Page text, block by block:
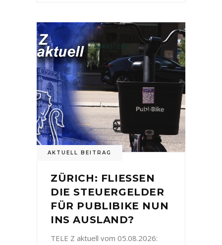
AKTUELL BEITRAG
ZÜRICH: FLIESSEN
DIE STEUERGELDER
FÜR PUBLIBIKE NUN
INS AUSLAND?
TELE Z aktuell vom 05.08.2026: